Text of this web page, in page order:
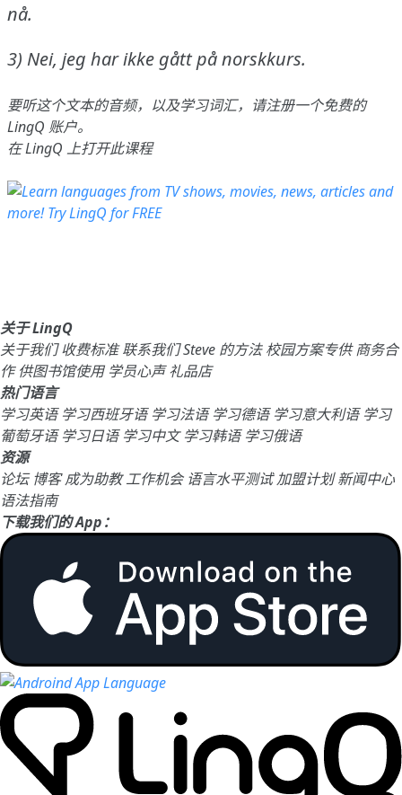
nå.
3) Nei, jeg har ikke gått på norskkurs.
要听这个文本的音频，以及学习词汇，请注册一个免费的
LingQ 账户。
在 LingQ 上打开此课程
关于 LingQ
关于我们收费标准联系我们Steve 的方法校园方案专供商务合
作供图书馆使用 学员心声礼品店
热门语言
学习英语学习西班牙语学习法语学习德语学习意大利语学习
葡萄牙语学习日语学习中文学习韩语学习俄语
资源
论坛博客成为助教工作机会 语言水平测试加盟计划新闻中心
语法指南
下载我们的 App：